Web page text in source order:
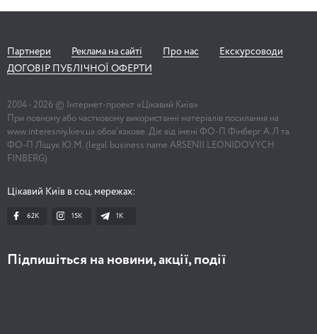
Партнери Реклама на сайті Про нас
Екскурсоводи
ДОГОВІР ПУБЛІЧНОЇ ОФЕРТИ
2004 - 2026 © Інтернет-проект «Цікавий Київ»
При повному або частковому використанні матеріалів посилання на
www.interesniy.kiev.ua обов'язкове. Діє від імені ФО-П Фінберг А.Л та
ФО-П Ліщук Ю.М. (legal business name ARSENII LEONIDOVYCH
FINBERG)
Цікавий Київ в соц. мережах:
62K 15K 1К
Підпишіться на новини, акції, події